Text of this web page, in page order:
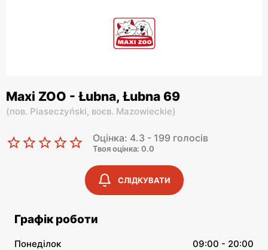
Maxi ZOO - Łubna, Łubna 69
(пов. Piaseczyński, воєв. Mazowieckie)
Оцінка: 4.3 - 199 голосів
Твоя оцінка: 0.0
СЛІДКУВАТИ
Графік роботи
Понеділок
09:00 - 20:00